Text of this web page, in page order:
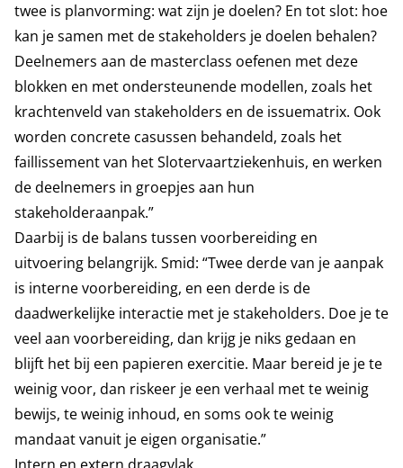
twee is planvorming: wat zijn je doelen? En tot slot: hoe
kan je samen met de stakeholders je doelen behalen?
Deelnemers aan de masterclass oefenen met deze
blokken en met ondersteunende modellen, zoals het
krachtenveld van stakeholders en de issuematrix. Ook
worden concrete casussen behandeld, zoals het
faillissement van het Slotervaartziekenhuis, en werken
de deelnemers in groepjes aan hun
stakeholderaanpak.”
Daarbij is de balans tussen voorbereiding en
uitvoering belangrijk. Smid: “Twee derde van je aanpak
is interne voorbereiding, en een derde is de
daadwerkelijke interactie met je stakeholders. Doe je te
veel aan voorbereiding, dan krijg je niks gedaan en
blijft het bij een papieren exercitie. Maar bereid je je te
weinig voor, dan riskeer je een verhaal met te weinig
bewijs, te weinig inhoud, en soms ook te weinig
mandaat vanuit je eigen organisatie.”